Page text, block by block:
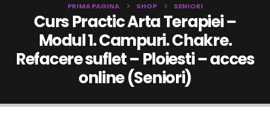
PRIMA PAGINA SHOP SENIORI
Curs Practic Arta Terapiei –
Modul 1. Campuri. Chakre.
Refacere suflet – Ploiesti – acces
online (Seniori)